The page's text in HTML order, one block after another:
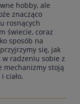
hobby, ale
znacząco
rosnących
świecie, coraz
sposób na
się, jak
radzeniu sobie z
mechanizmy stoją
ciało.